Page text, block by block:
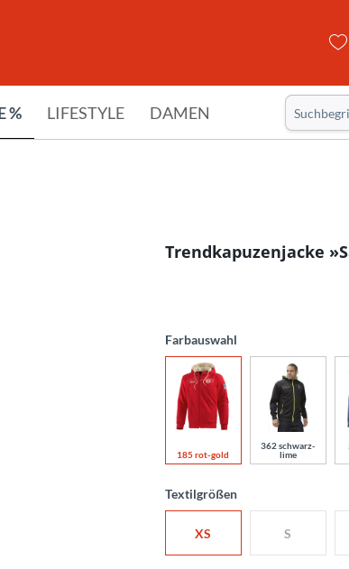
% LIFESTYLE DAMEN
Trendkapuzenjacke
Farbauswahl
185 rot-gold
362 schwarz-
lime
Textilgrößen
XS S